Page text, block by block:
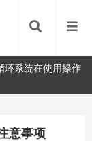
环系统在使用操作
意事项